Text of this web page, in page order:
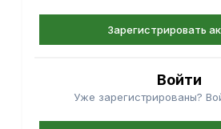
Зарегистрировать
Войти
Уже зарегистрированы?